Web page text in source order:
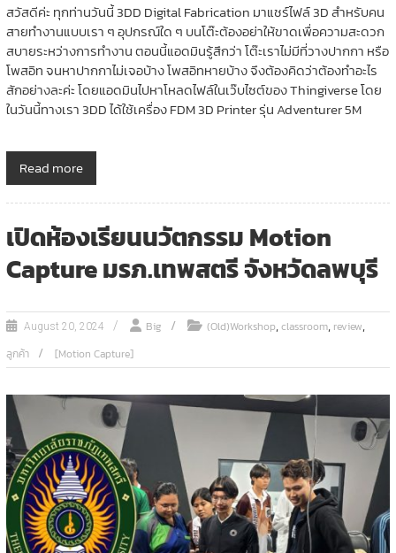
สวัสดีค่ะ ทุกท่านวันนี้ 3DD Digital Fabrication มาแชร์ไฟล์ 3D สำหรับคน
สายทำงานแบบเรา ๆ อุปกรณ์ใด ๆ บนโต๊ะต้องอย่าให้ขาดเพื่อความสะดวก
สบายระหว่างการทำงาน ตอนนี้แอดมินรู้สึกว่า โต๊ะเราไม่มีที่วางปากกา หรือ
โพสอิท จนหาปากกาไม่เจอบ้าง โพสอิทหายบ้าง จึงต้องคิดว่าต้องทำอะไร
สักอย่างละค่ะ โดยแอดมินไปหาโหลดไฟล์ในเว๊บไซต์ของ Thingiverse โดย
ในวันนี้ทางเรา 3DD ได้ใช้เครื่อง FDM 3D Printer รุ่น Adventurer 5M
Read more
เปิดห้องเรียนนวัตกรรม Motion
Capture มรภ.เทพสตรี จังหวัดลพบุรี
August 20, 2024 Big (Old)Workshop,classroom, review,
ลูกค้า [Motion Capture]